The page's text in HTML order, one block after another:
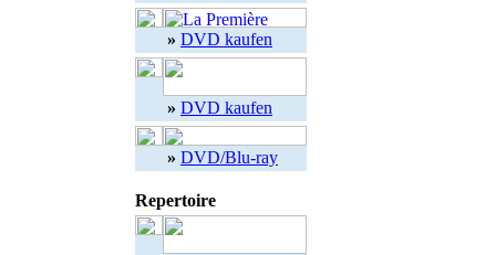
» DVD kaufen
» DVD kaufen
» DVD/Blu-ray
Repertoire